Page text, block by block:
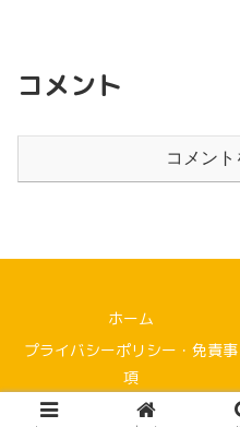
コメント
コメン
ホーム
プライバシーポリシー・免責事
項
© 2021 自然農法で週